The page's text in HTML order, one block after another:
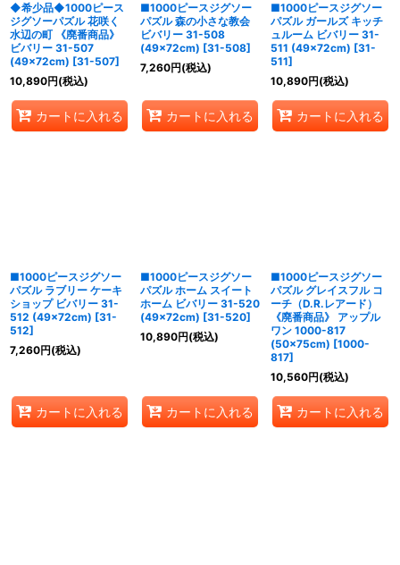
◆希少品◆1000ピース
ジグソーパズル 花咲く
水辺の町 《廃番商品》
ビバリー 31-507
(49×72cm) [31-507]
10,890円(税込)
カートに入れる
■1000ピースジグソー
パズル 森の小さな教会
ビバリー 31-508
(49×72cm) [31-508]
7,260円(税込)
カートに入れる
■1000ピースジグソー
パズル ガールズ キッチ
ュルーム ビバリー 31-
511 (49×72cm) [31-
511]
10,890円(税込)
カートに入れる
■1000ピースジグソー
パズル ラブリー ケーキ
ショップ ビバリー 31-
512 (49×72cm) [31-
512]
7,260円(税込)
カートに入れる
■1000ピースジグソー
パズル ホーム スイート
ホーム ビバリー 31-520
(49×72cm) [31-520]
10,890円(税込)
カートに入れる
■1000ピースジグソー
パズル グレイスフル コ
ーチ（D.R.レアード）
《廃番商品》 アップル
ワン 1000-817
(50×75cm) [1000-
817]
10,560円(税込)
カートに入れる